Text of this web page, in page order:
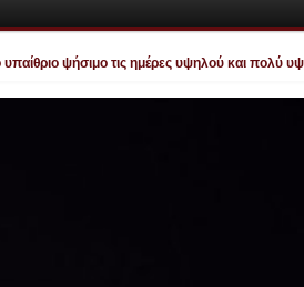
ψήσιμο τις ημέρες υψηλού και πολύ υψηλού